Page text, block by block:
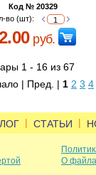
Код № 20329
во (шт):
руб.
1 - 16 из 67
| Пред. | 1 2 3 4
| СТАТЬИ |
О